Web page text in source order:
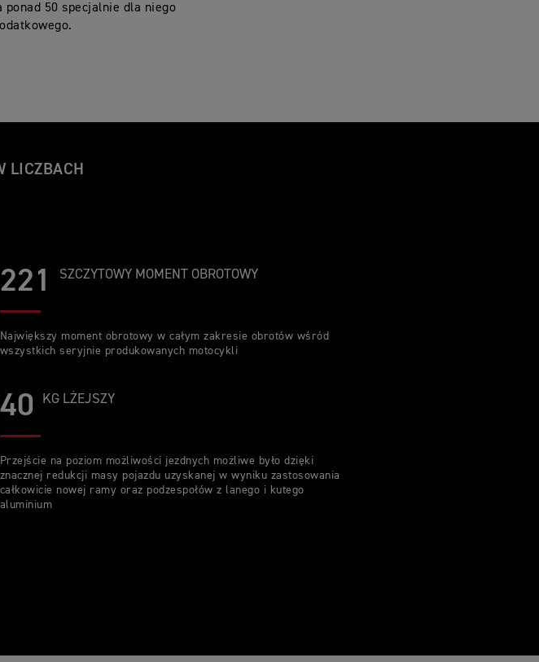
ponad 50 specjalnie dla niego
LICZBACH
221 SZCZYTOWY MOMENT OBROTOWY
Największy moment obrotowy w całym zakresie obrotów wśród
wszystkich seryjnie produkowanych motocykli
40 KG LŻEJSZY
Przejście na poziom możliwości jezdnych możliwe było dzięki
znacznej redukcji masy pojazdu uzyskanej w wyniku zastosowania
całkowicie nowej ramy oraz podzespołów z lanego i kutego
aluminium